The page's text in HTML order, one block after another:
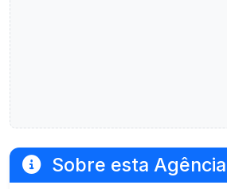
Sobre esta Agência